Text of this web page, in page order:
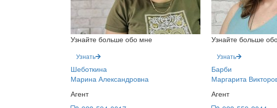
Узнайте больше обо мне
Узнать
Шеботкина
Марина Александровна
Агент
Узнайте больше
Узнать
Барби
Маргарита
Агент